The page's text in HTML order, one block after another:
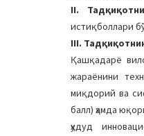
II.
истиқболлари
III.
Қашқадарё
жараёнини
миқдорий ва
балл) ҳамда
ҳудуд